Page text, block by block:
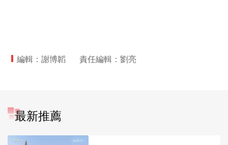
編輯：謝博韜 責任編輯：劉亮
最新推薦